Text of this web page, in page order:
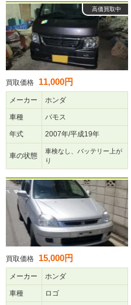
高価買取中
買取価格 11,000円
メーカー ホンダ
車種 バモス
年式 2007年/平成19年
車の状態
車検なし、バッテリー上が
り
買取価格 15,000円
メーカー ホンダ
車種 ロゴ